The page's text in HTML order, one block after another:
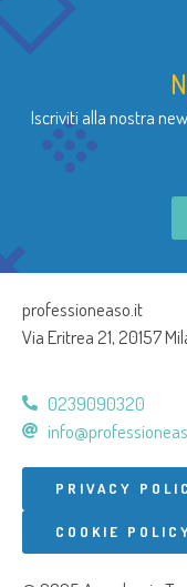
Iscriviti alla nostra
professioneaso.it
Via Eritrea 21, 20157
0239090320
PRIVACY
COOKIE